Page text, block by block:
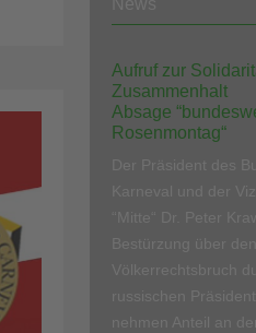
Aufruf zur
Zusammenhalt
Absage
Rosenmontag“